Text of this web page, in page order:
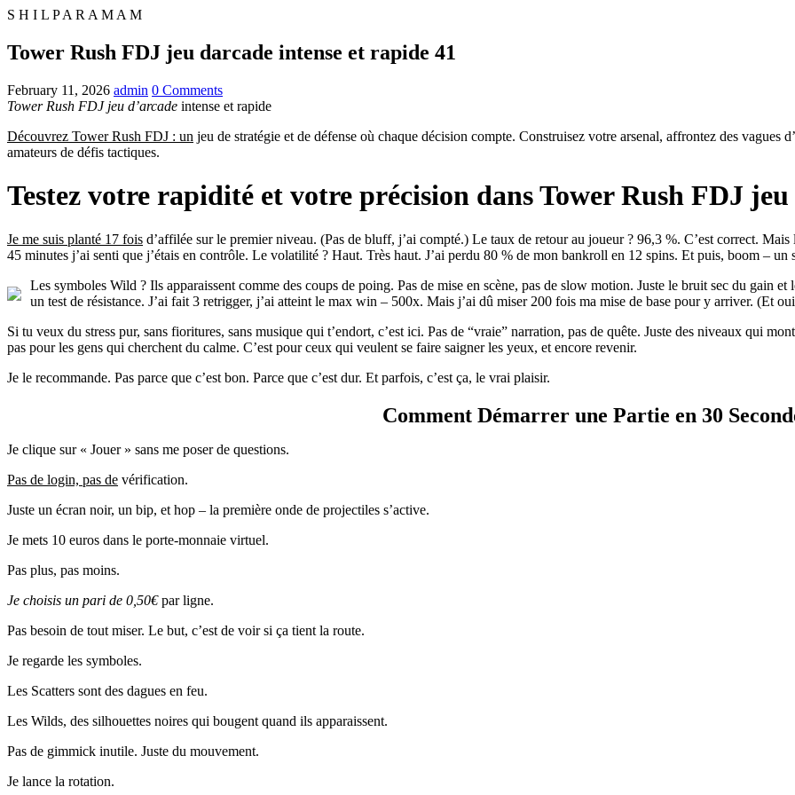
S H I L PA R A M A M
Tower Rush FDJ jeu darcade intense et rapide 41
February 11, 2026 admin 0 Comments
Tower Rush FDJ jeu d’arcade intense et rapide
Découvrez Tower Rush FDJ : un jeu de stratégie et de défense où chaque décision compte. Construisez votre arsenal, affrontez des vagues
amateurs de défis tactiques.
Testez votre rapidité et votre précision dans Tower Rush FDJ
Je me suis planté 17 fois d’affilée sur le premier niveau. (Pas de bluff, j’ai compté.) Le taux de retour au joueur ? 96,3 %. C’est correct. Mais
45 minutes j’ai senti que j’étais en contrôle. Le volatilité ? Haut. Très haut. J’ai perdu 80 % de mon bankroll en 12 spins. Et puis, boom –
Les symboles Wild ? Ils apparaissent comme des coups de poing. Pas de mise en scène, pas de slow motion. Juste le bruit sec du gain
un test de résistance. J’ai fait 3 retrigger, j’ai atteint le max win – 500x. Mais j’ai dû miser 200 fois ma mise de base pour y arriver. (Et
Si tu veux du stress pur, sans fioritures, sans musique qui t’endort, c’est ici. Pas de “vraie” narration, pas de quête. Juste des niveaux qui
pas pour les gens qui cherchent du calme. C’est pour ceux qui veulent se faire saigner les yeux, et encore revenir.
Je le recommande. Pas parce que c’est bon. Parce que c’est dur. Et parfois, c’est ça, le vrai plaisir.
Comment Démarrer une Partie en 30
Je clique sur « Jouer » sans me poser de questions.
Pas de login, pas de vérification.
Juste un écran noir, un bip, et hop – la première onde de projectiles s’active.
Je mets 10 euros dans le porte-monnaie virtuel.
Pas plus, pas moins.
Je choisis un pari de 0,50€par ligne.
Pas besoin de tout miser. Le but, c’est de voir si ça tient la route.
Je regarde les symboles.
Les Scatters sont des dagues en feu.
Les Wilds, des silhouettes noires qui bougent quand ils apparaissent.
Pas de gimmick inutile. Juste du mouvement.
Je lance la rotation.